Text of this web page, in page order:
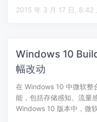
2015 年 3 月 17
Windows 10
幅改动
在 Windows 10 中微软整
能，包括存储感知、流量
Windows 10 版本中，微